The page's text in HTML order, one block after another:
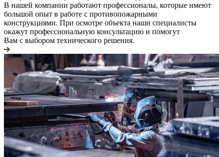
В нашей компании работают профессионалы, которые имеют
большой опыт в работе с противопожарными
конструкциями. При осмотре объекта наши специалисты
окажут профессиональную консультацию и помогут
Вам с выбором технического решения.